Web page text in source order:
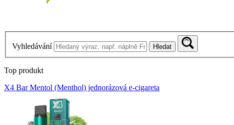
Vyhledávání Hledat
Top produkt
X4 Bar Mentol (Menthol) jednorázová e-cigareta